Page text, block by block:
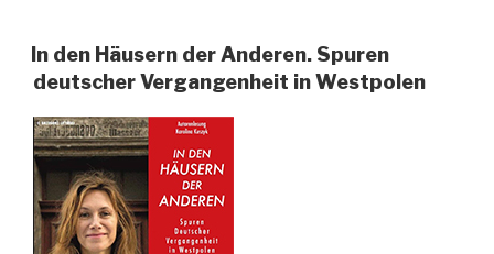
In den Häusern der Anderen. Spuren
deutscher Vergangenheit in Westpolen